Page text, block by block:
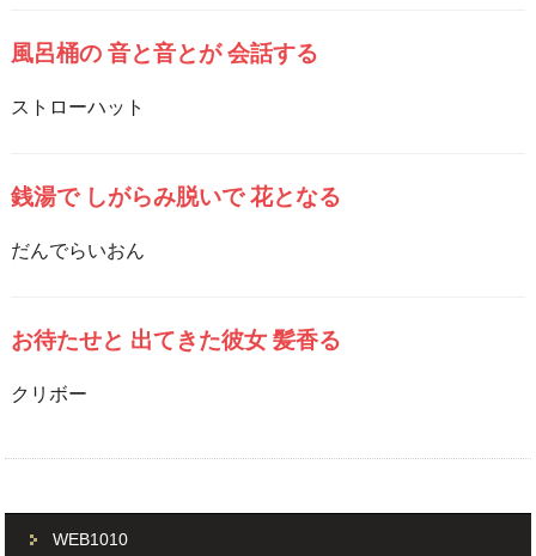
風呂桶の 音と音とが 会話する
ストローハット
銭湯で しがらみ脱いで 花となる
だんでらいおん
お待たせと 出てきた彼女 髪香る
クリボー
WEB1010